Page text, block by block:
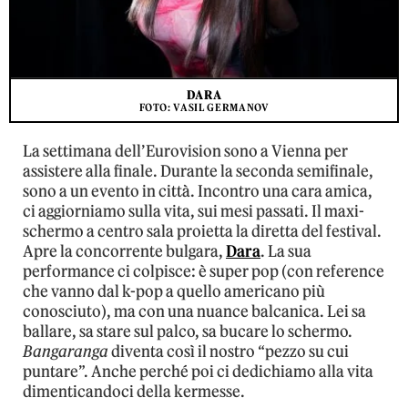
DARA
FOTO: VASIL GERMANOV
La settimana dell’Eurovision sono a Vienna per
assistere alla finale. Durante la seconda semifinale,
sono a un evento in città. Incontro una cara amica,
ci aggiorniamo sulla vita, sui mesi passati. Il maxi-
schermo a centro sala proietta la diretta del festival.
Apre la concorrente bulgara,Dara. La sua
performance ci colpisce: è super pop (con reference
che vanno dal k-pop a quello americano più
conosciuto), ma con una nuance balcanica. Lei sa
ballare, sa stare sul palco, sa bucare lo schermo.
Bangarangadiventa così il nostro “pezzo su cui
puntare”. Anche perché poi ci dedichiamo alla vita
dimenticandoci della kermesse.